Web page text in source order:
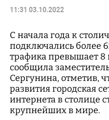
11:31 03.10.2022
С начала года к
подключались более
трафика превышает 8
сообщила
Сергунина, отметив,
развития городская
интернета в столице
крупнейших в мире.